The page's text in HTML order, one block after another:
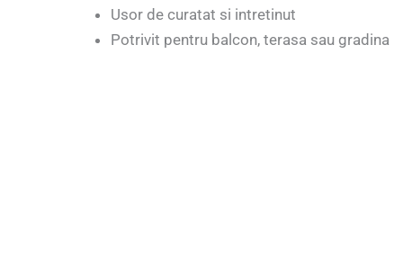
Usor de curatat si intretinut
Potrivit pentru balcon, terasa sau gradina